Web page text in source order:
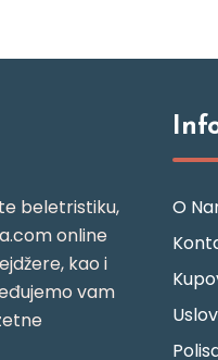
beletristiku,
online
kao i
vam
O